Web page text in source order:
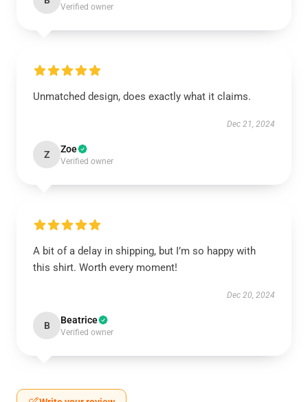
Verified owner
Unmatched design, does exactly what it claims.
Dec 21, 2024
Z Zoe
Verified owner
A bit of a delay in shipping, but I’m so happy with
this shirt. Worth every moment!
Dec 20, 2024
B Beatrice
Verified owner